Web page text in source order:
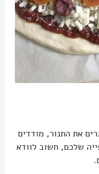
את התנור, מודדים
שלכם, חשוב לוודא